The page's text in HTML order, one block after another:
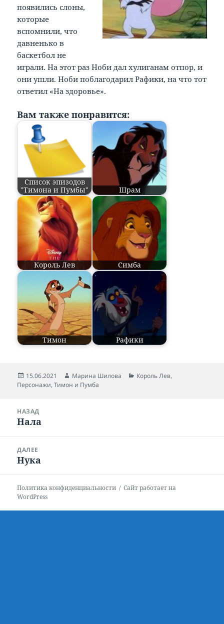
появились слоны,
которые
вспомнили, что
давненько в
баскетбол не
играли. На этот раз Ноби дал хулиганам отпор, и
они ушли. Ноби поблагодарил Рафики, на что тот
ответил «На здоровье».
Вам также понравится:
Список эпизодов
"Тимона и Пумбы"
Шрам
Король Лев Симба
Тимон Рафики
Опубликовано
15.06.2021 Автор
Марина Шилова Рубрики
Король Лев,
Персонажи,Тимон и Пумба
НАЗАД
Предыдущая
Нала
ДАЛЕЕ
Следующая
Нука
Политика конфиденциальности
Сайт работает на
WordPress